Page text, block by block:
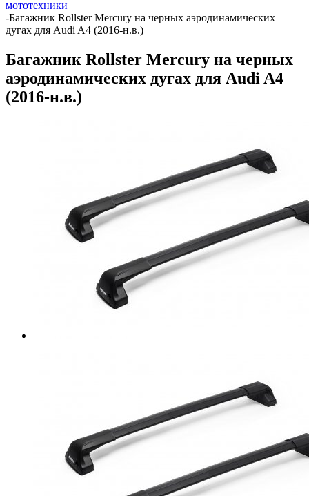
мототехники
-Багажник Rollster Mercury на черных аэродинамических
дугах для Audi A4 (2016-н.в.)
Багажник Rollster Mercury на черных
аэродинамических дугах для Audi A4
(2016-н.в.)